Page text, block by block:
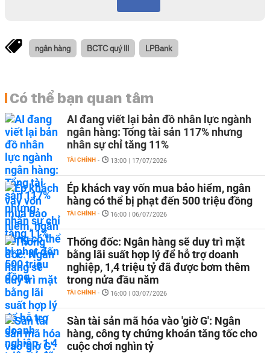
ngân hàng BCTC quý III LPBank
Có thể bạn quan tâm
AI đang viết lại bản đồ nhân lực ngành
ngân hàng: Tổng tài sản 117% nhưng
nhân sự chỉ tăng 11%
TÀI CHÍNH - 13:00 | 17/07/2026
Ép khách vay vốn mua bảo hiểm, ngân
hàng có thể bị phạt đến 500 triệu đồng
TÀI CHÍNH - 16:00 | 06/07/2026
Thống đốc: Ngân hàng sẽ duy trì mặt
bằng lãi suất hợp lý để hỗ trợ doanh
nghiệp, 1,4 triệu tỷ đã được bơm thêm
trong nửa đầu năm
TÀI CHÍNH - 16:00 | 03/07/2026
Sàn tài sản mã hóa vào 'giờ G': Ngân
hàng, công ty chứng khoán tăng tốc cho
cuộc chơi nghìn tỷ